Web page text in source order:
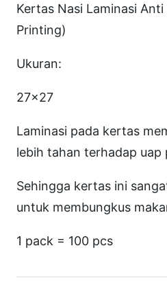
t
a
s
a
G
F
o
Kertas Nasi Laminasi
Printing)
Ukuran:
27×27
Laminasi pada kertas
lebih tahan terhadap uap
Sehingga kertas ini
untuk membungkus
1 pack = 100 pcs